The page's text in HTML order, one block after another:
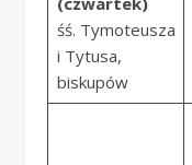
śś. Tymoteusza
i Tytusa,
biskupów